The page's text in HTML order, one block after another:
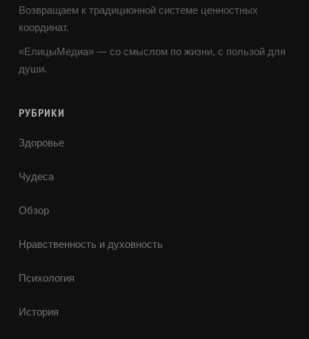
Возвращаем к традиционной системе ценностных
координат.
«ЕлицыМедиа» — со смыслом по жизни, с пользой для
души.
РУБРИКИ
Здоровье
Чудеса
Обзор
Нравственность и духовность
Психология
История